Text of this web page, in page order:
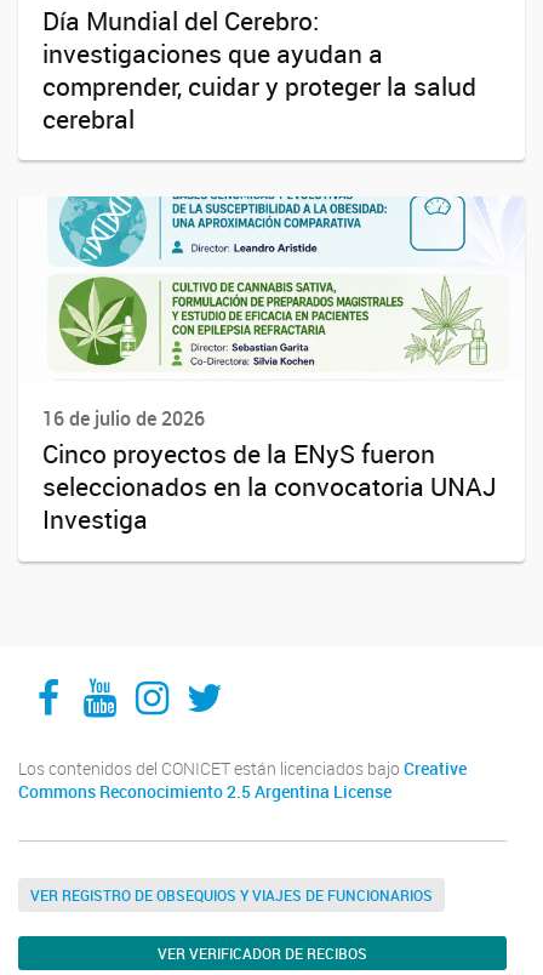
Día Mundial del Cerebro:
investigaciones que ayudan a
comprender, cuidar y proteger la salud
cerebral
16 de julio de 2026
Cinco proyectos de la ENyS fueron
seleccionados en la convocatoria UNAJ
Investiga
Facebook
YouTube
Instagram
Twitter
Los contenidos del CONICET están licenciados bajo Creative
Commons Reconocimiento 2.5 Argentina License
VER REGISTRO DE OBSEQUIOS Y VIAJES DE FUNCIONARIOS
VER VERIFICADOR DE RECIBOS